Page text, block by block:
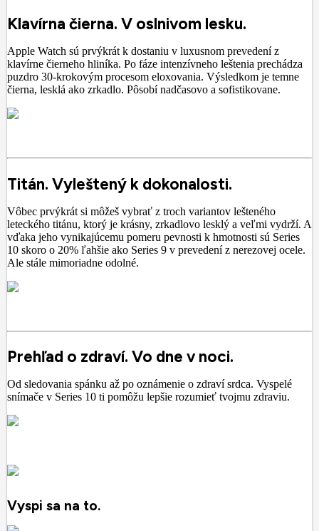
Klavírna čierna. V oslnivom lesku.
Apple Watch sú prvýkrát k dostaniu v luxusnom prevedení z
klavírne čierneho hliníka. Po fáze intenzívneho leštenia prechádza
puzdro 30-krokovým procesom eloxovania. Výsledkom je temne
čierna, lesklá ako zrkadlo. Pôsobí nadčasovo a sofistikovane.
Titán. Vyleštený k dokonalosti.
Vôbec prvýkrát si môžeš vybrať z troch variantov lešteného
leteckého titánu, ktorý je krásny, zrkadlovo lesklý a veľmi vydrží. A
vďaka jeho vynikajúcemu pomeru pevnosti k hmotnosti sú Series
10 skoro o 20% ľahšie ako Series 9 v prevedení z nerezovej ocele.
Ale stále mimoriadne odolné.
Prehľad o zdraví. Vo dne v noci.
Od sledovania spánku až po oznámenie o zdraví srdca. Vyspelé
snímače v Series 10 ti pomôžu lepšie rozumieť tvojmu zdraviu.
Vyspi sa na to.